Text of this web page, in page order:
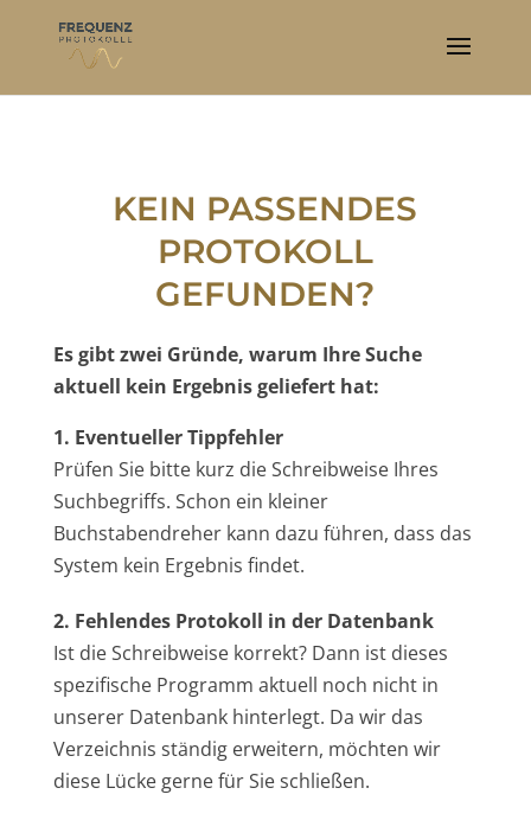
KEIN PASSENDES
PROTOKOLL
GEFUNDEN?
Es gibt zwei Gründe, warum Ihre Suche
aktuell kein Ergebnis geliefert hat:
1. Eventueller Tippfehler
Prüfen Sie bitte kurz die Schreibweise Ihres
Suchbegriffs. Schon ein kleiner
Buchstabendreher kann dazu führen, dass das
System kein Ergebnis findet.
2. Fehlendes Protokoll in der Datenbank
Ist die Schreibweise korrekt? Dann ist dieses
spezifische Programm aktuell noch nicht in
unserer Datenbank hinterlegt. Da wir das
Verzeichnis ständig erweitern, möchten wir
diese Lücke gerne für Sie schließen.